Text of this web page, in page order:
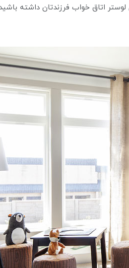
اتاق خواب فرزندتان داشته